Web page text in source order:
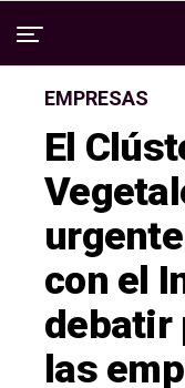
EMPRESAS
El
con el
debatir
las